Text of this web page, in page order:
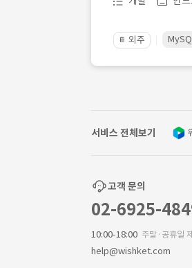
📔 외주
서비스 전체보기
고객 문의
02-6925-
10:00-18:00 주말·공휴일
help@wishket.com